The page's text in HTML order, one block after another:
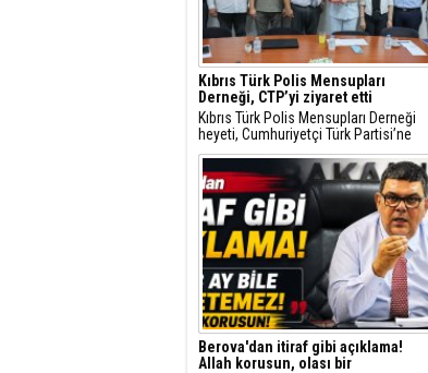
Kıbrıs Türk Polis Mensupları
Derneği, CTP’yi ziyaret etti
Kıbrıs Türk Polis Mensupları Derneği
heyeti, Cumhuriyetçi Türk Partisi’ne
(CTP) teşekkür ve nezaket ziyaretinde
Berova'dan itiraf gibi açıklama!
Allah korusun, olası bir